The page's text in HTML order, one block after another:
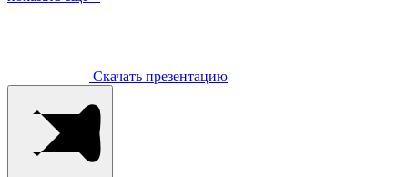
Скачать презентацию